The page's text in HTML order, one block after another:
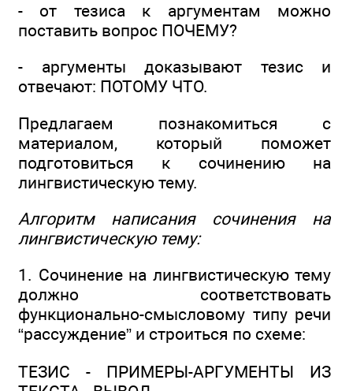
- от тезиса к аргументам можно
поставить вопрос ПОЧЕМУ?
- аргументы доказывают тезис и
отвечают: ПОТОМУ ЧТО.
Предлагаем познакомиться с
материалом, который поможет
подготовиться к сочинению на
лингвистическую тему.
Алгоритм написания сочинения на
лингвистическую тему:
1. Сочинение на лингвистическую тему
должно соответствовать
функционально-смысловому типу речи
“рассуждение” и строиться по схеме:
ТЕЗИС - ПРИМЕРЫ-АРГУМЕНТЫ ИЗ